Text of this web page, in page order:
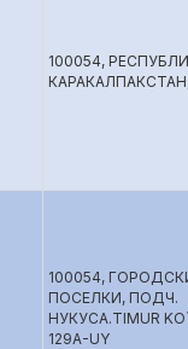
100054,
100054,
ПОСЕЛКИ, ПОДЧ.
НУКУСA.TIMUR
129A-UY